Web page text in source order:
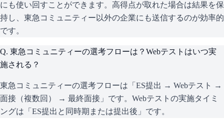
にも使い回すことができます。高得点が取れた場合は結果を保
持し、東急コミュニティー以外の企業にも送信するのが効率的
です。
Q. 東急コミュニティーの選考フローは？Webテストはいつ実
施される？
東急コミュニティーの選考フローは「ES提出 → Webテスト →
面接（複数回） → 最終面接」です。Webテストの実施タイミ
ングは「ES提出と同時期または提出後」です。